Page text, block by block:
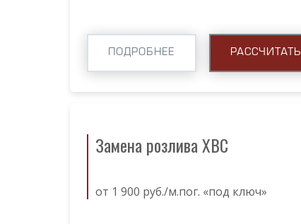
ПОДРОБНЕЕ РАССЧИТАТЬ
Замена розлива ХВС
от 1 900 руб./м.пог. «под ключ»